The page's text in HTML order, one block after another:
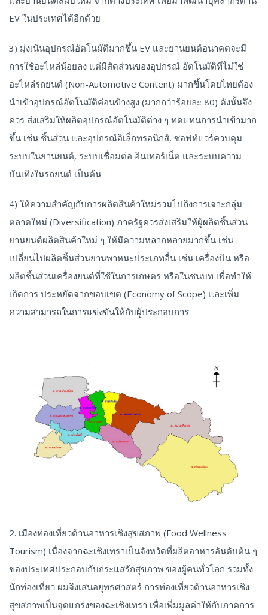
EV ในประเทศได้อีกด้วย
3) มุ่งเน้นอุปกรณ์อัตโนมัติมากขึ้น EV และยานยนต์อนาคตจะมี
การใช้อะไหล่น้อยลง แต่มีสัดส่วนของอุปกรณ์ อัตโนมัติที่ไม่ใช่
อะไหล่รถยนต์ (Non-Automotive Content) มากขึ้นโดยไทยต้อง
นำเข้าอุปกรณ์อัตโนมัติค่อนข้างสูง (มากกว่าร้อยละ 80) ดังนั้นจึง
ควร ส่งเสริมให้ผลิตอุปกรณ์อัตโนมัติต่าง ๆ ทดแทนการนำเข้ามาก
ขึ้น เช่น ชิ้นส่วน และอุปกรณ์อิเล็กทรอนิกส์, ซอฟท์แวร์ควบคุม
ระบบในยานยนต์, ระบบเชื่อมต่อ อินเทอร์เน็ต และระบบความ
บันเทิงในรถยนต์ เป็นต้น
4) ให้ความสำคัญกับการผลิตสินค้าใหม่รวมไปถึงการเจาะกลุ่ม
ตลาดใหม่ (Diversification) ภาครัฐควรส่งเสริมให้ผู้ผลิตชิ้นส่วน
ยานยนต์ผลิตสินค้าใหม่ ๆ ให้มีความหลากหลายมากขึ้น เช่น
เปลี่ยนไปผลิตชิ้นส่วนยานพาหนะประเภทอื่น เช่น เครื่องบิน หรือ
ผลิตชิ้นส่วนเครื่องยนต์ที่ใช้ในการเกษตร หรือในชนบท เพื่อทำให้
เกิดการ ประหยัดจากขอบเขต (Economy of Scope) และเพิ่ม
ความสามารถในการแข่งขันให้กับผู้ประกอบการ
2. เมืองท่องเที่ยวด้านอาหารเชิงสุขสภาพ (Food Wellness
Tourism) เนื่องจากฉะเชิงเทราเป็นจังหวัดที่ผลิตอาหารอันดับต้น ๆ
ของประเทศประกอบกับกระแสรักสุขภาพ ของผู้คนทั่วโลก รวมทั้ง
นักท่องเที่ยว ผมจึงเสนอยุทธศาสตร์ การท่องเที่ยวด้านอาหารเชิง
สุขสภาพเป็นจุดแกร่งของฉะเชิงเทรา เพื่อเพิ่มมูลค่าให้กับภาคการ